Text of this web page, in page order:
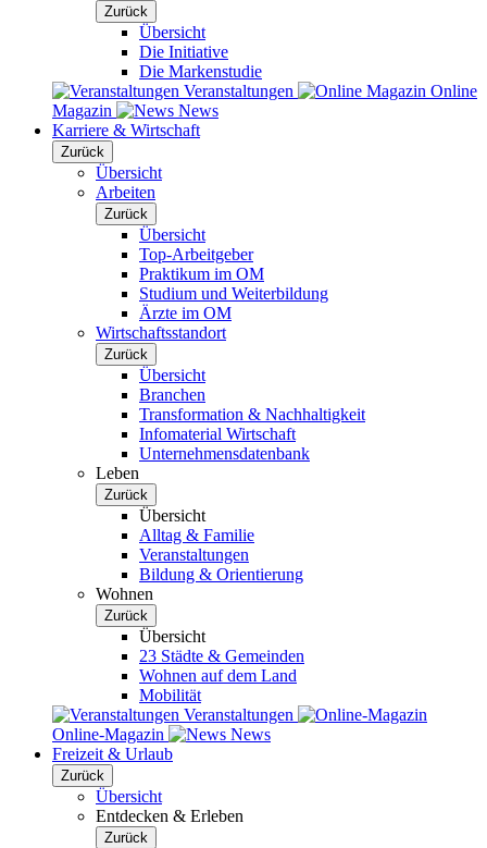
Zurück
Übersicht
Die Initiative
Die Markenstudie
Veranstaltungen
Online
Magazin
News
Karriere & Wirtschaft
Zurück
Übersicht
Arbeiten
Zurück
Übersicht
Top-Arbeitgeber
Praktikum im OM
Studium und Weiterbildung
Ärzte im OM
Wirtschaftsstandort
Zurück
Übersicht
Branchen
Transformation & Nachhaltigkeit
Infomaterial Wirtschaft
Unternehmensdatenbank
Leben
Zurück
Übersicht
Alltag & Familie
Veranstaltungen
Bildung & Orientierung
Wohnen
Zurück
Übersicht
23 Städte & Gemeinden
Wohnen auf dem Land
Mobilität
Veranstaltungen
Online-Magazin
News
Freizeit & Urlaub
Zurück
Übersicht
Entdecken & Erleben
Zurück